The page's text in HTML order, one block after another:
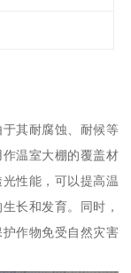
其耐腐蚀、耐候等
温室大棚的覆盖材
性能，可以提高温
长和发育。同时，
作物免受自然灾害